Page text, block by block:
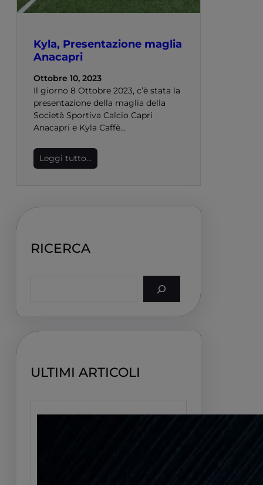
Kyla, Presentazione maglia
Anacapri
Ottobre 10, 2023
Il giorno 8 Ottobre 2023, c’è stata la
presentazione della maglia della
Società Sportiva Calcio Capri
Anacapri e Kyla Caffè…
Leggi tutto…
RICERCA
c
ULTIMI ARTICOLI